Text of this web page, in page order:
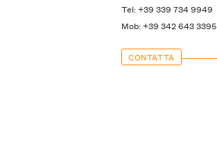
Tel: +39 339 734 9949
Mob: +39 342 643 3395
CONTATTA